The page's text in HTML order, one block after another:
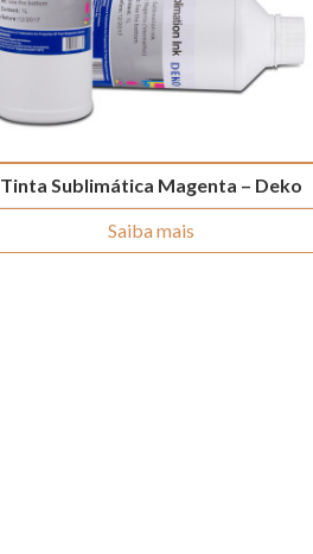
Tinta Sublimática Magenta – Deko
Saiba mais